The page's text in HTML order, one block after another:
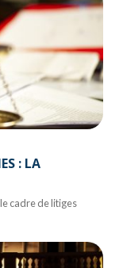
: LA
cadre de litiges